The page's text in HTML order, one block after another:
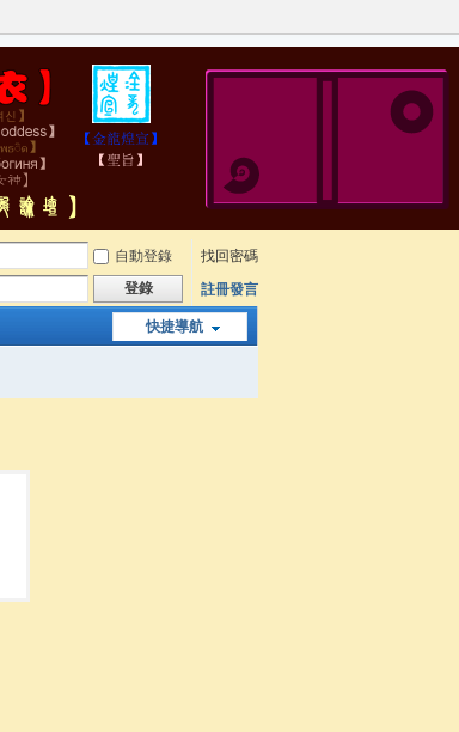
自動登錄
找回密碼
登錄 註冊發言
快捷導航